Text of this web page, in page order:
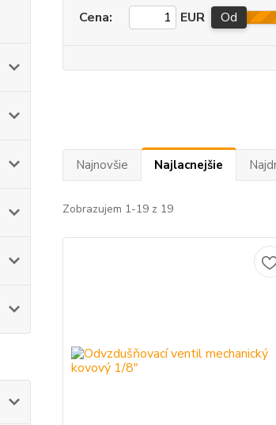
Cena: EUR Od
Najnovšie Najlacnejšie
Zobrazujem 1-19 z 19